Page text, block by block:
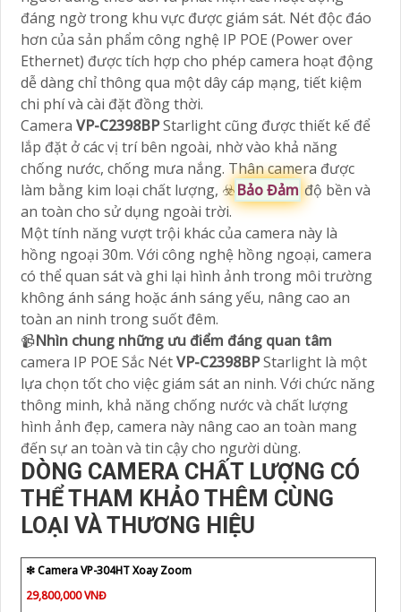
đáng ngờ trong khu vực được giám sát. Nét độc đáo
hơn của sản phẩm công nghệ IP POE (Power over
Ethernet) được tích hợp cho phép camera hoạt động
dễ dàng chỉ thông qua một dây cáp mạng, tiết kiệm
chi phí và cài đặt đồng thời.
Camera VP-C2398BPStarlight cũng được thiết kế để
lắp đặt ở các vị trí bên ngoài, nhờ vào khả năng
chống nước, chống mưa nắng. Thân camera được
làm bằng kim loại chất lượng, ☣️Bảo Đảm độ bền và
an toàn cho sử dụng ngoài trời.
Một tính năng vượt trội khác của camera này là
hồng ngoại 30m. Với công nghệ hồng ngoại, camera
có thể quan sát và ghi lại hình ảnh trong môi trường
không ánh sáng hoặc ánh sáng yếu, nâng cao an
toàn an ninh trong suốt đêm.
📹Nhìn chung những ưu điểm đáng quan tâm
camera IP POE Sắc NétVP-C2398BPStarlight là một
lựa chọn tốt cho việc giám sát an ninh. Với chức năng
thông minh, khả năng chống nước và chất lượng
hình ảnh đẹp, camera này nâng cao an toàn mang
đến sự an toàn và tin cậy cho người dùng.
DÒNG CAMERA CHẤT LƯỢNG CÓ
THỂ THAM KHẢO THÊM CÙNG
LOẠI VÀ THƯƠNG HIỆU
❇ Camera VP-304HT Xoay Zoom
29,800,000 VNĐ